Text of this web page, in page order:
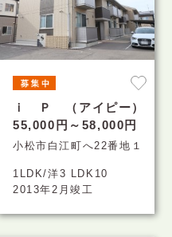
ｉ Ｐ （アイピー）
55,000円～58,000円
小松市白江町へ22番地１
1LDK/洋3 LDK10
2013年2月竣工